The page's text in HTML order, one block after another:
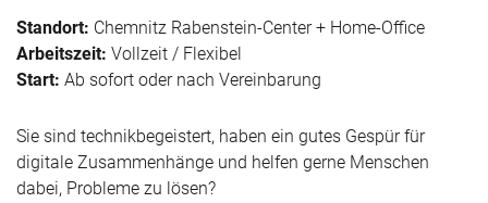
Standort: Chemnitz Rabenstein-Center + Home-Office
Arbeitszeit: Vollzeit / Flexibel
Start: Ab sofort oder nach Vereinbarung
Sie sind technikbegeistert, haben ein gutes Gespür für
digitale Zusammenhänge und helfen gerne Menschen
dabei, Probleme zu lösen?